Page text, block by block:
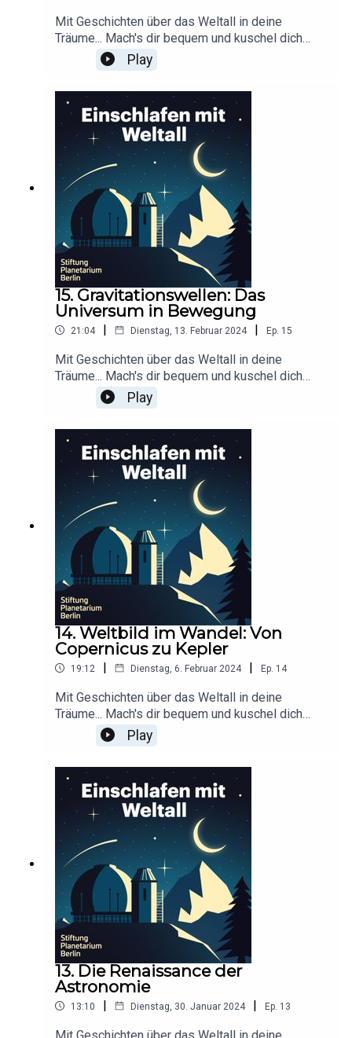
Mit Geschichten über das Weltall in deine
Träume... Mach's dir bequem und kuschel dich
ein!Dieser Podcast wird durch Werbung
finanziert. Infos und Angebote unserer
https://linktr.ee/EinschlafenMitPodcastProduzier
t von Anna Germek für Schønlein MediaIn
Kooperation mit der Stiftung Planetarium
BerlinRedaktion: Dr. Felix Lühning, Dr. Monika
Staesche, Ghazal WeberStimme: Dr. Monika
StaescheCover-Artwork von Amadeus E. Fronk
Play
15. Gravitationswellen: Das
Universum in Bewegung
21:04 | Dienstag, 13. Februar 2024 | Ep. 15
Mit Geschichten über das Weltall in deine
Träume... Mach's dir bequem und kuschel dich
ein!Dieser Podcast wird durch Werbung
finanziert. Infos und Angebote unserer
Werbepartner:
https://linktr.ee/EinschlafenMitPodcastProduzier
t von Anna Germek für Schønlein MediaIn
Kooperation mit der Stiftung Planetarium
BerlinRedaktion: Dr. Felix Lühning, Dr. Monika
Staesche, Ghazal WeberStimme: Dr. Monika
StaescheEdit und Sound Design: Lukas
SweetwoodCover-Artwork von Amadeus E. Fronk
Play
14. Weltbild im Wandel: Von
Copernicus zu Kepler
19:12 | Dienstag, 6. Februar 2024 | Ep. 14
Mit Geschichten über das Weltall in deine
Träume... Mach's dir bequem und kuschel dich
ein!Dieser Podcast wird durch Werbung
finanziert. Infos und Angebote unserer
Werbepartner:
https://linktr.ee/EinschlafenMitPodcastProduzier
t von Anna Germek für Schønlein MediaIn
Kooperation mit der Stiftung Planetarium
BerlinRedaktion: Dr. Felix Lühning, Dr. Monika
Staesche, Ghazal WeberStimme: Dr. Monika
StaescheEdit und Sound Design: Lukas
SweetwoodCover-Artwork von Amadeus E. Fronk
Play
13. Die Renaissance der
Astronomie
13:10 | Dienstag, 30. Januar 2024 | Ep. 13